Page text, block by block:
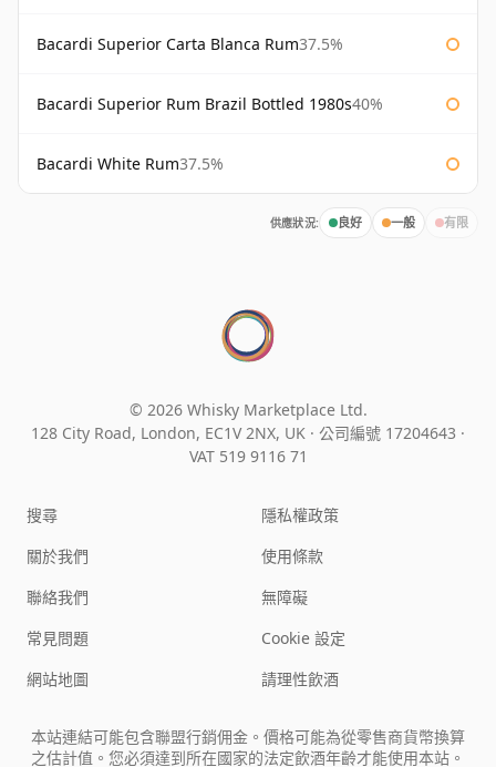
Bacardi Superior Carta Blanca Rum37.5%
Bacardi Superior Rum Brazil Bottled 1980s40%
Bacardi White Rum37.5%
供應狀況: 良好 一般 有限
© 2026 Whisky Marketplace Ltd.
128 City Road, London, EC1V 2NX, UK · 公司編號 17204643 ·
VAT 519 9116 71
搜尋
關於我們
聯絡我們
常見問題
網站地圖
隱私權政策
使用條款
無障礙
Cookie 設定
請理性飲酒
本站連結可能包含聯盟行銷佣金。價格可能為從零售商貨幣換算
之估計值。您必須達到所在國家的法定飲酒年齡才能使用本站。